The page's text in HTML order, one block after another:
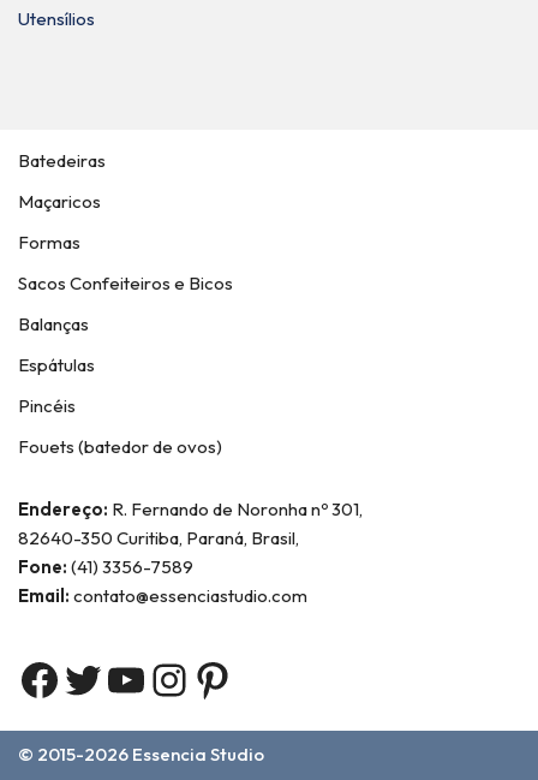
Utensílios
Batedeiras
Maçaricos
Formas
Sacos Confeiteiros e Bicos
Balanças
Espátulas
Pincéis
Fouets (batedor de ovos)
Endereço: R. Fernando de Noronha nº 301,
82640-350 Curitiba, Paraná, Brasil,
Fone: (41) 3356-7589
Email: contato@essenciastudio.com
© 2015-2026 Essencia Studio